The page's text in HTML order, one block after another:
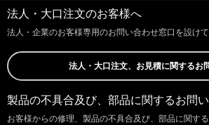
法人・大口注文のお客様へ
法人・企業のお客様専用のお問い合わせ窓口を設けて
法人・大口注文、お見積に関するお
製品の不具合及び、部品に関するお問
お客様からの修理、製品の不具合及び、部品に関す